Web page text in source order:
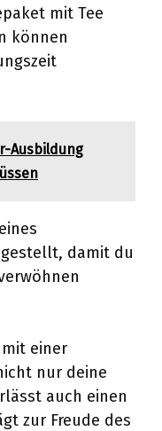
mit Tee
können
Ausbildung
damit du
mit einer
nur deine
auch einen
zur Freude des